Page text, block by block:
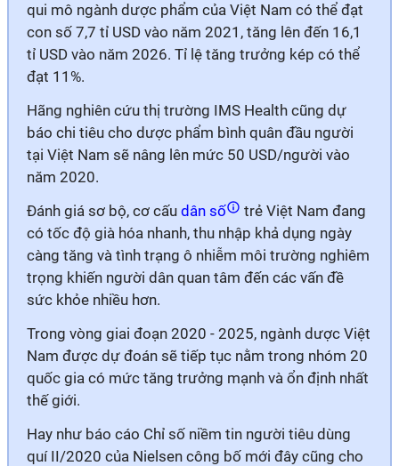
qui mô ngành dược phẩm của Việt Nam có thể đạt
con số 7,7 tỉ USD vào năm 2021, tăng lên đến 16,1
tỉ USD vào năm 2026. Tỉ lệ tăng trưởng kép có thể
đạt 11%.
Hãng nghiên cứu thị trường IMS Health cũng dự
báo chi tiêu cho dược phẩm bình quân đầu người
tại Việt Nam sẽ nâng lên mức 50 USD/người vào
năm 2020.
Đánh giá sơ bộ, cơ cấu dân số
trẻ Việt Nam đang
có tốc độ già hóa nhanh, thu nhập khả dụng ngày
càng tăng và tình trạng ô nhiễm môi trường nghiêm
trọng khiến người dân quan tâm đến các vấn đề
sức khỏe nhiều hơn.
Trong vòng giai đoạn 2020 - 2025, ngành dược Việt
Nam được dự đoán sẽ tiếp tục nằm trong nhóm 20
quốc gia có mức tăng trưởng mạnh và ổn định nhất
thế giới.
Hay như báo cáo Chỉ số niềm tin người tiêu dùng
quí II/2020 của Nielsen công bố mới đây cũng cho